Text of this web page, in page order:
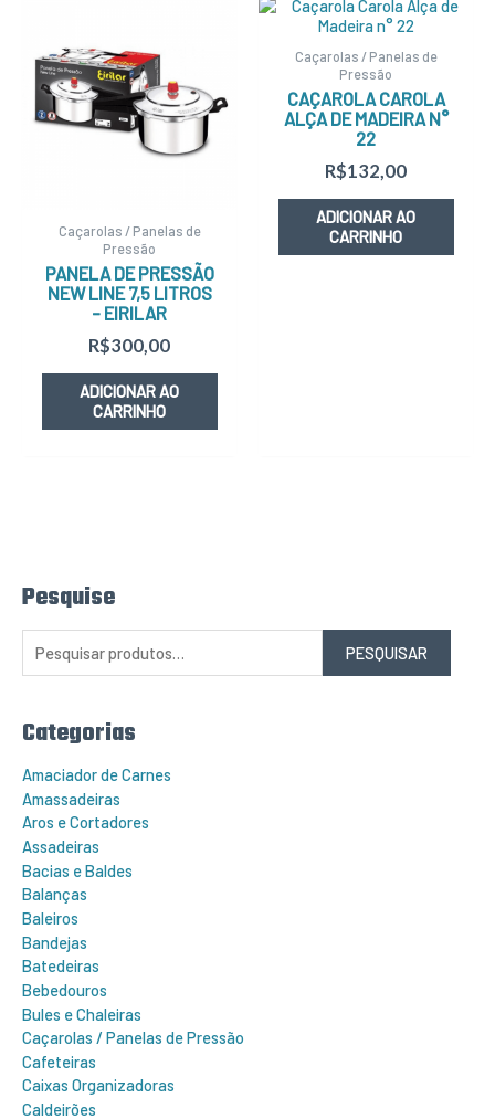
Pesquise
P
e
p
o
:
PESQUISAR
Categorias
Amaciador de Carnes
Amassadeiras
Aros e Cortadores
Assadeiras
Bacias e Baldes
Balanças
Baleiros
Bandejas
Batedeiras
Bebedouros
Bules e Chaleiras
Caçarolas / Panelas de Pressão
Cafeteiras
Caixas Organizadoras
Caldeirões
Caçarolas / Panelas de
Pressão
PANELA DE PRESSÃO
NEW LINE 7,5 LITROS
– EIRILAR
R$300,00
ADICIONAR AO
CARRINHO
Caçarolas / Panelas de
Pressão
CAÇAROLA CAROLA
ALÇA DE MADEIRA N°
22
R$132,00
ADICIONAR AO
CARRINHO